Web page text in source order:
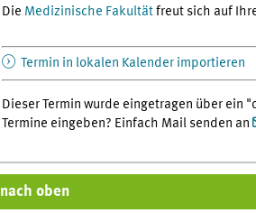
Die Medizinische Fakultätfreut sich auf
Termin in lokalen Kalender importieren
Dieser Termin wurde eingetragen über ein
Termine eingeben? Einfach Mail senden an
nach oben